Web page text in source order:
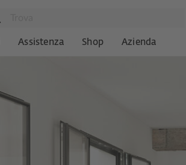
Assistenza Shop Azienda